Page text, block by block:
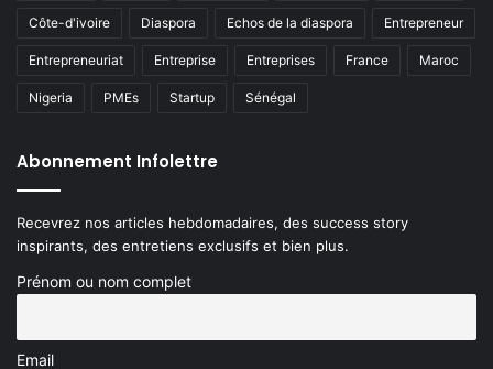
Côte-d'ivoire Diaspora Echos de la diaspora Entrepreneur
Entrepreneuriat Entreprise Entreprises France Maroc
Nigeria PMEs Startup Sénégal
Abonnement Infolettre
Recevrez nos articles hebdomadaires, des success story
inspirants, des entretiens exclusifs et bien plus.
Prénom ou nom complet
Email